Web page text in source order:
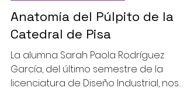
ANATOMÍA DE LAS COSAS
Catedral de Pisa
La alumna Sarah Paola Rodríguez